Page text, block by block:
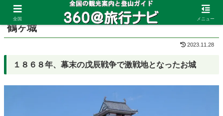
ホーム 福島県 会津若松
鶴ヶ城
2023.11.28
１８６８年、幕末の戊辰戦争で激戦地となったお城
全国 メニュー